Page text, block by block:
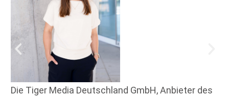
Die Tiger Media Deutschland GmbH, Anbieter des